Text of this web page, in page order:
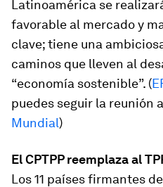
Latinoamérica se
favorable al mercado y
clave; tiene una
caminos que lleven al
“economía sostenible”. (
puedes seguir la reunión
Mundial)
El CPTPP reemplaza al
Los 11 países firmantes